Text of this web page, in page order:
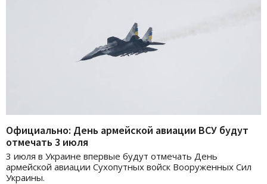
Официально: День армейской авиации ВСУ будут
отмечать 3 июля
3 июля в Украине впервые будут отмечать День
армейской авиации Сухопутных войск Вооруженных Сил
Украины.